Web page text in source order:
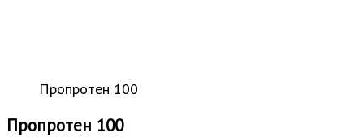
Пропротен 100
Пропротен 100